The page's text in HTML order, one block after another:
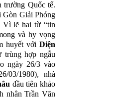
trường Quốc tế.
Gòn Giải Phóng
Vì lẽ hai từ “tin
và hy vọng
huyết với Diện
trùng hợp ngẫu
ngày 26/3 vào
03/1980), nhà
đầu tiên khảo
nhân Trần Văn